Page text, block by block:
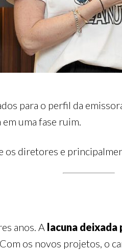
para o perfil da
em uma fase ruim.
os diretores e
anos. A lacuna
os novos projetos, o